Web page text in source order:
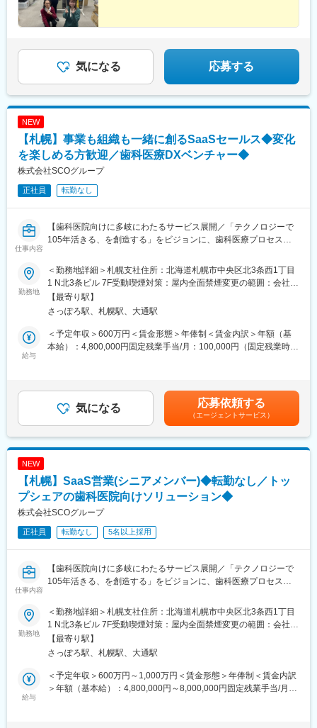
記は、残業代3万5000円～5万4000円（平均残業時間20時間分）
を想定した金額となります。――――――業界未経験～経験2年未
社規定により決定・優遇＜想定月収＞月収24万2000円～26万
5000円程度を想定しています。※上記は初年度の想定月収であり
経験・資格などにも変動がございますので予めご了承くださいま
せ。※上記は、残業代3万2000円～3万5000円（平均残業時間20時
間分）を想定した金額となります。
気になる 応募する
NEW
【札幌】事業も組織も一緒に創るSaaSセールス◆変化
を楽しめる方歓迎／歯科医療DXベンチャー◆
株式会社SCOグループ
正社員 転勤なし
仕事内容
【歯科医院向けに多岐にわたるサービス展開／「テクノロジーで
105年活きる、を創造する」をビジョンに、歯科医療プロセスの
■おすすめポイント：
★歯科医療の未来を変えるSaaSプロダクトの拡大フェーズに参画
できる
★決められたやり方ではなく、自ら考え挑戦できる環境です！
★経験以上に、変化を楽しむ姿勢や事業への共感を重視していま
す！
の経営改善と、その先にいる患者様の治療体験の変革を推進して
いただきます。
・製品デモンストレーションと導入効果のプレゼンテーション
・見積作成・契約手続き・導入後のフォローアップ
◎新規開拓アプローチ
・事業拡大を見据えた、未契約医院への能動的なアプローチ
ション形成
■組織体制：
営業メンバー：20名
カスタマーサクセス・サポート：10名
■企業魅力：
★テクノロジーの力で歯科医療の課題解決に挑む成長企業です。
勤務地
＜勤務地詳細＞札幌支社住所：北海道札幌市中央区北3条西1丁目
1 N北3条ビル 7F受動喫煙対策：屋内全面禁煙変更の範囲：会社の
定める事業所
【最寄り駅】
さっぽろ駅、札幌駅、大通駅
給与
＜予定年収＞600万円＜賃金形態＞年俸制＜賃金内訳＞年額（基
本給）：4,800,000円固定残業手当/月：100,000円（固定残業時間
じて決定■昇給：年1回（6月）賃金はあくまでも目安の金額であ
り、選考を通じて上下する可能性があります。月給(月額)は固定手
気になる 応募依頼する
（エージェントサービス）
NEW
【札幌】SaaS営業(シニアメンバー)◆転勤なし／トッ
プシェアの歯科医院向けソリューション◆
株式会社SCOグループ
正社員 転勤なし 5名以上採用
仕事内容
【歯科医院向けに多岐にわたるサービス展開／「テクノロジーで
105年活きる、を創造する」をビジョンに、歯科医療プロセスの
■おすすめポイント：
★正解のある環境ではなく、自ら正解をつくる環境です！
★完成された組織よりも、成長途中のベンチャーを楽しめる方を
歓迎！
★経験以上に、挑戦を楽しむ姿勢やビジョンへの共感を重視しま
す！
勤務地
＜勤務地詳細＞札幌支社住所：北海道札幌市中央区北3条西1丁目
1 N北3条ビル 7F受動喫煙対策：屋内全面禁煙変更の範囲：会社の
定める事業所
【最寄り駅】
さっぽろ駅、札幌駅、大通駅
給与
＜予定年収＞600万円～1,000万円＜賃金形態＞年俸制＜賃金内訳
＞年額（基本給）：4,800,000円～8,000,000円固定残業手当/月：